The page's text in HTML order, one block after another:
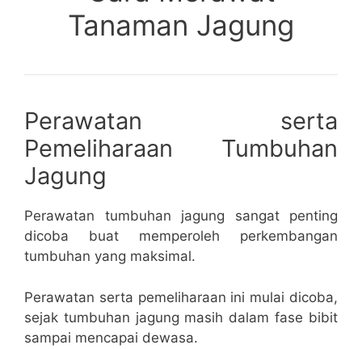
Tanaman Jagung
Perawatan serta
Pemeliharaan Tumbuhan
Jagung
Perawatan tumbuhan jagung sangat penting
dicoba buat memperoleh perkembangan
tumbuhan yang maksimal.
Perawatan serta pemeliharaan ini mulai dicoba,
sejak tumbuhan jagung masih dalam fase bibit
sampai mencapai dewasa.